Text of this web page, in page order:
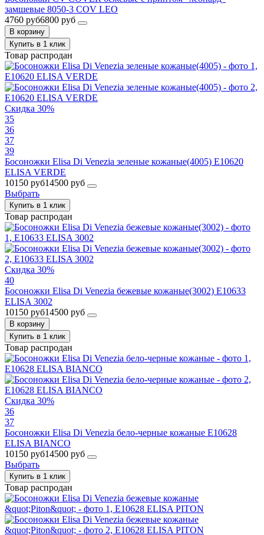
замшевые 8050-3 COV LEO
4760 руб6800 руб
В корзину
Купить в 1 клик
Товар распродан
Скидка 30%
35
36
37
39
Босоножки Elisa Di Venezia зеленые кожаные(4005) E10620
ELISA VERDE
10150 руб14500 руб
Выбрать
Купить в 1 клик
Товар распродан
Скидка 30%
40
Босоножки Elisa Di Venezia бежевые кожаные(3002) E10633
ELISA 3002
10150 руб14500 руб
В корзину
Купить в 1 клик
Товар распродан
Скидка 30%
36
37
Босоножки Elisa Di Venezia бело-черные кожаные E10628
ELISA BIANCO
10150 руб14500 руб
Выбрать
Купить в 1 клик
Товар распродан